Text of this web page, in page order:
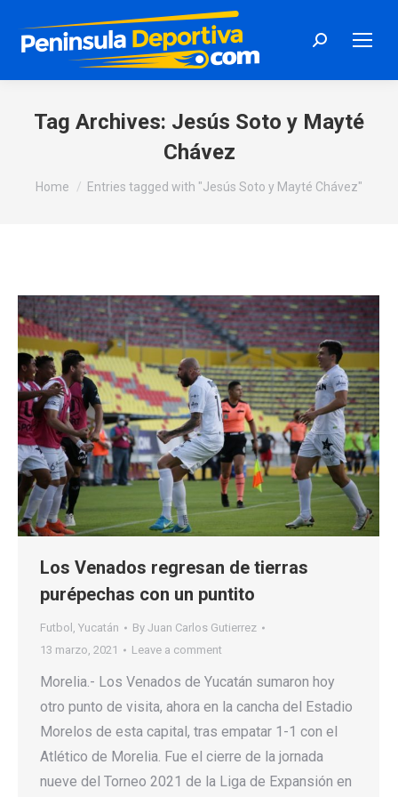
Search:
Tag Archives: Jesús Soto y Mayté
Chávez
You are here:
Home Entries tagged with "Jesús Soto y Mayté Chávez"
Los Venados regresan de tierras
purépechas con un puntito
Futbol , Yucatán By Juan Carlos Gutierrez
13 marzo, 2021
Leave a comment
Morelia.- Los Venados de Yucatán sumaron hoy
otro punto de visita, ahora en la cancha del Estadio
Morelos de esta capital, tras empatar 1-1 con el
Atlético de Morelia. Fue el cierre de la jornada
nueve del Torneo 2021 de la Liga de Expansión en